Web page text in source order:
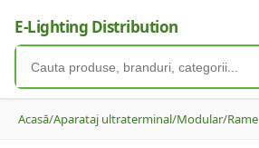
E-Lighting Distribution
Acasă/Aparataj ultraterminal/Modular/Rame